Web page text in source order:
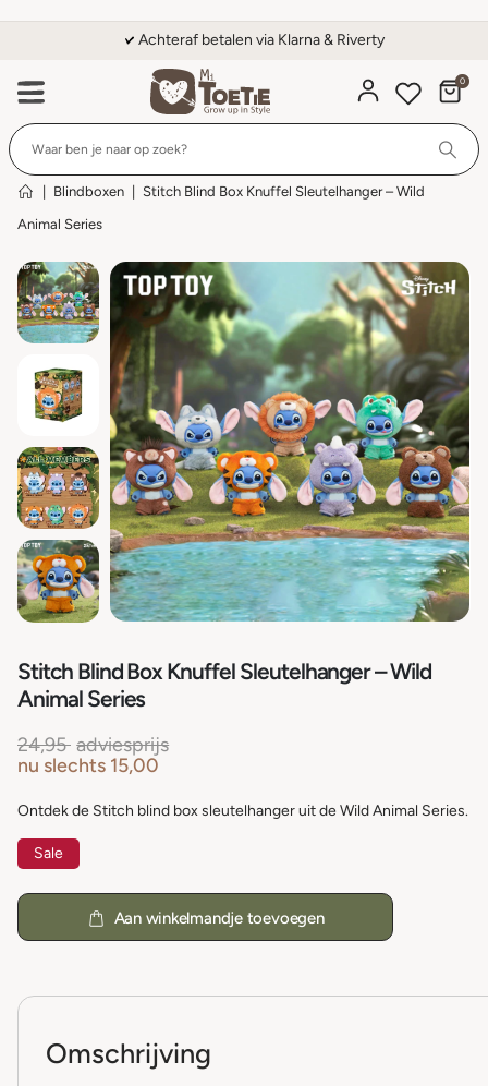
Achteraf betalen via Klarna & Riverty
0
Blindboxen
Stitch Blind Box Knuffel Sleutelhanger – Wild
Animal Series
Stitch Blind Box Knuffel Sleutelhanger – Wild
Animal Series
24,95 adviesprijs
nu slechts 15,00
Ontdek de Stitch blind box sleutelhanger uit de Wild Animal Series.
Sale
Aan winkelmandje toevoegen
Omschrijving